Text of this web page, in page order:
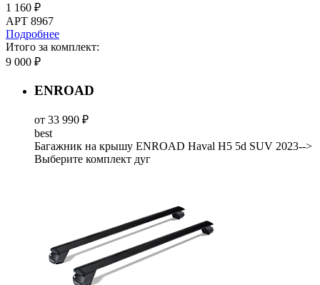
1 160 ₽
АРТ 8967
Подробнее
Итого за комплект:
9 000 ₽
ENROAD
от 33 990 ₽
best
Багажник на крышу ENROAD Haval H5 5d SUV 2023-->
Выберите комплект дуг